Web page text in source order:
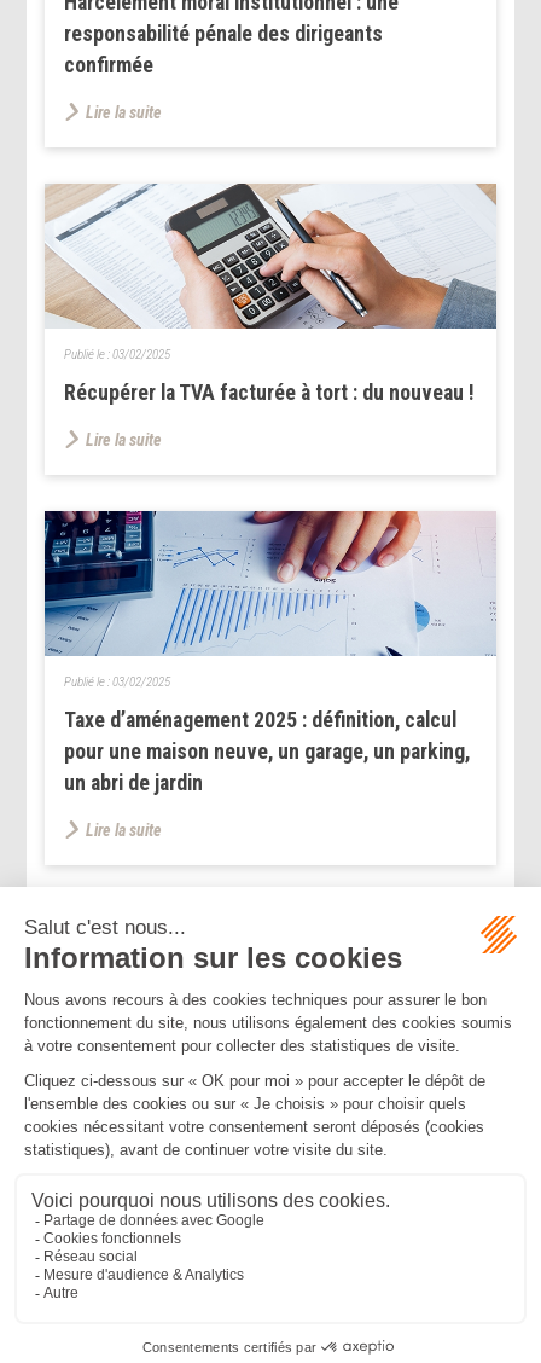
responsabilité pénale des dirigeants
confirmée
Lire la suite
Récupérer la TVA facturée à tort : du nouveau !
Publié le :03/02/2025
Lire la suite
Taxe d’aménagement 2025 : définition, calcul
pour une maison neuve, un garage, un parking,
un abri de jardin
Publié le :03/02/2025
Lire la suite
<< < ...
>>
Mentions légalesPolitique de confidentialitéPolitique de cookies
Plan du site
MBA ET ASSOCIÉS
235 Rue Helene Boucher, 34170 CASTELNAU LE LEZ
Bureau secondaire à Cannes